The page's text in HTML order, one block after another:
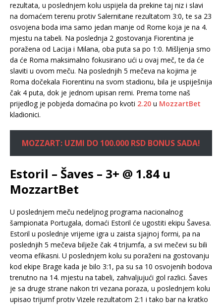
rezultata, u poslednjem kolu uspijela da prekine taj niz i slavi
na domaćem terenu protiv Salernitane rezultatom 3:0, te sa 23
osvojena boda ima samo jedan manje od Rome koja je na 4.
mjestu na tabeli. Na poslednja 2 gostovanja Fiorentina je
poražena od Lacija i Milana, oba puta sa po 1:0. Mišljenja smo
da će Roma maksimalno fokusirano ući u ovaj meč, te da će
slaviti u ovom meču. Na poslednjih 5 mečeva na kojima je
Roma dočekala Fiorentinu na svom stadionu, bila je uspiješnija
čak 4 puta, dok je jednom upisan remi. Prema tome naš
prijedlog je pobjeda domaćina po kvoti 2.20 u MozzartBet
kladionici.
MOZZART: UZMI DO 100.000 RSD BONUS SADA!
Estoril – Šaves – 3+ @ 1.84 u
MozzartBet
U poslednjem meču nedeljnog programa nacionalnog
šampionata Portugala, domaći Estoril će ugostiti ekipu Šavesa.
Estoril u poslednje vrijeme igra u zaista sjajnoj formi, pa na
poslednjih 5 mečeva bilježe čak 4 trijumfa, a svi mečevi su bili
veoma efikasni. U poslednjem kolu su poraženi na gostovanju
kod ekipe Brage kada je bilo 3:1, pa su sa 10 osvojenih bodova
trenutno na 14. mjestu na tabeli, zahvaljujući gol razlici. Šaves
je sa druge strane nakon tri vezana poraza, u poslednjem kolu
upisao trijumf protiv Vizele rezultatom 2:1 i tako bar na kratko